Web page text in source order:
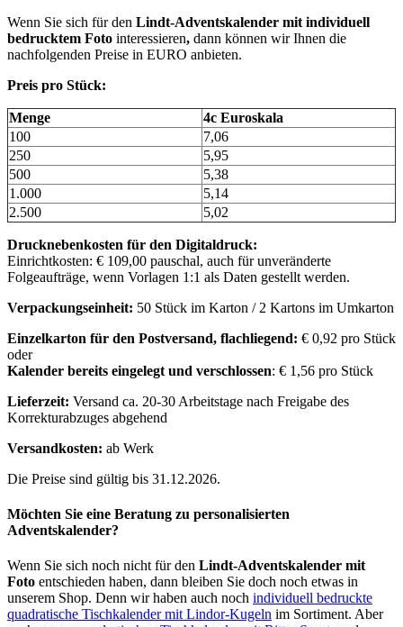
Wenn Sie sich für den Lindt-Adventskalender mit individuell
bedrucktem Foto interessieren, dann können wir Ihnen die
nachfolgenden Preise in EURO anbieten.
Preis pro Stück:
Menge
4c Euroskala
100
7,06
250
5,95
500
5,38
1.000
5,14
2.500
5,02
Drucknebenkosten für den Digitaldruck:
Einrichtkosten: € 109,00 pauschal, auch für unveränderte
Folgeaufträge, wenn Vorlagen 1:1 als Daten gestellt werden.
Verpackungseinheit: 50 Stück im Karton / 2 Kartons im Umkarton
Einzelkarton für den Postversand, flachliegend: € 0,92 pro Stück
oder
Kalender bereits eingelegt und verschlossen: € 1,56 pro Stück
Lieferzeit: Versand ca. 20-30 Arbeitstage nach Freigabe des
Korrekturabzuges abgehend
Versandkosten: ab Werk
Die Preise sind gültig bis 31.12.2026.
Möchten Sie eine Beratung zu personalisierten
Adventskalender?
Wenn Sie sich noch nicht für den Lindt-Adventskalender mit
Foto entschieden haben, dann bleiben Sie doch noch etwas in
unserem Shop. Denn wir haben auch noch individuell bedruckte
quadratische Tischkalender mit Lindor-Kugeln im Sortiment. Aber